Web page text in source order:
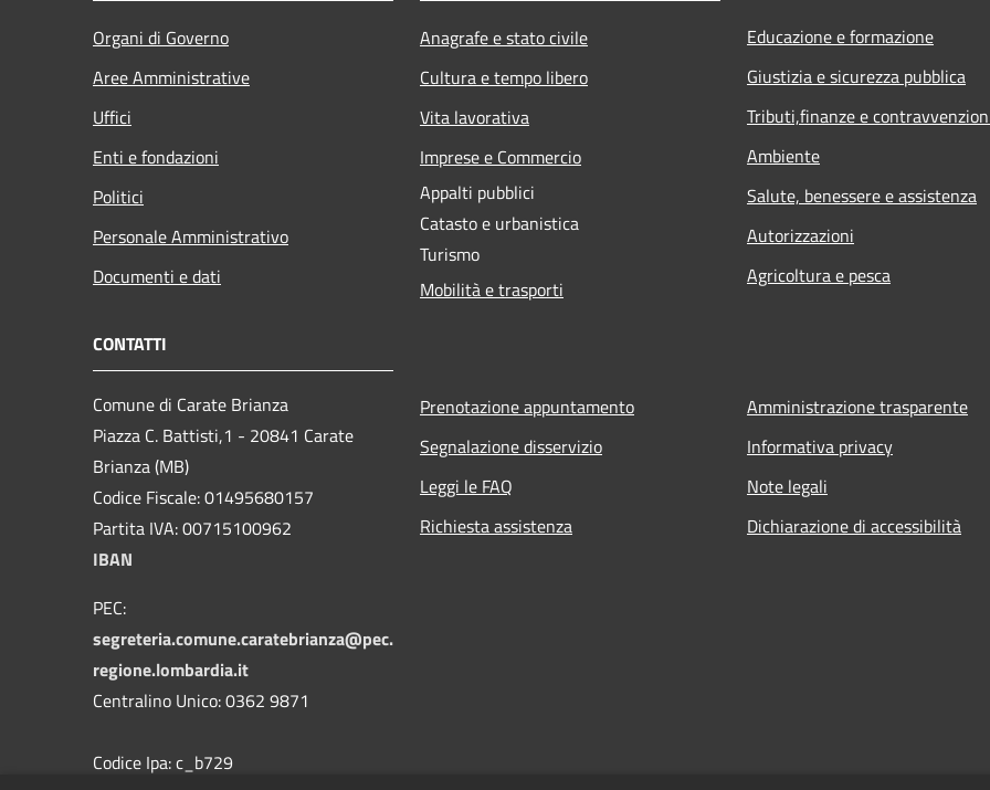
Organi di Governo
Aree Amministrative
Uffici
Enti e fondazioni
Politici
Personale Amministrativo
Documenti e dati
Anagrafe e stato civile
Cultura e tempo libero
Vita lavorativa
Imprese e Commercio
Appalti pubblici
Catasto e urbanistica
Turismo
Mobilità e trasporti
Educazione e formazione
Giustizia e sicurezza pubblica
Tributi,finanze e
Ambiente
Salute, benessere e assistenza
Autorizzazioni
Agricoltura e pesca
CONTATTI
Comune di Carate Brianza
Piazza C. Battisti,1 - 20841 Carate
Brianza (MB)
Codice Fiscale: 01495680157
Partita IVA: 00715100962
IBAN
PEC:
segreteria.comune.caratebrianza@pec.
regione.lombardia.it
Centralino Unico: 0362 9871
Codice Ipa: c_b729
Prenotazione appuntamento
Segnalazione disservizio
Leggi le FAQ
Richiesta assistenza
Amministrazione trasparente
Informativa privacy
Note legali
Dichiarazione di accessibilità